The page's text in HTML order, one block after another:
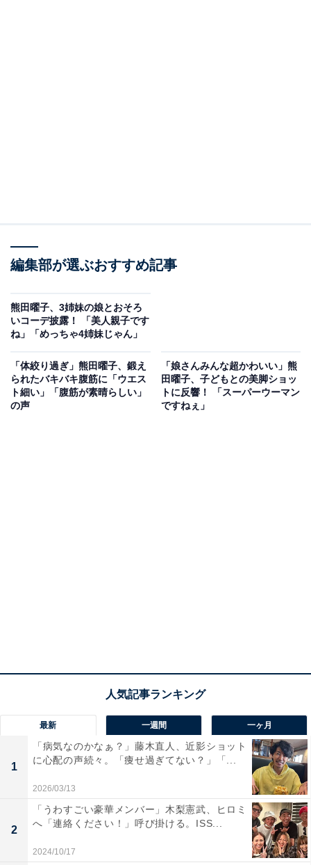
編集部が選ぶおすすめ記事
熊田曜子、3姉妹の娘とおそろ
いコーデ披露！ 「美人親子です
ね」「めっちゃ4姉妹じゃん」
「体絞り過ぎ」熊田曜子、鍛え
られたバキバキ腹筋に「ウエス
ト細い」「腹筋が素晴らしい」
の声
「娘さんみんな超かわいい」熊
田曜子、子どもとの美脚ショッ
トに反響！ 「スーパーウーマン
ですねぇ」
最新 一週間 一ヶ月
1
「病気なのかなぁ？」藤木直人、近影ショット
に心配の声続々。「痩せ過ぎてない？」「...
2026/03/13
2
「うわすごい豪華メンバー」木梨憲武、ヒロミ
へ「連絡ください！」呼び掛ける。ISS...
2024/10/17